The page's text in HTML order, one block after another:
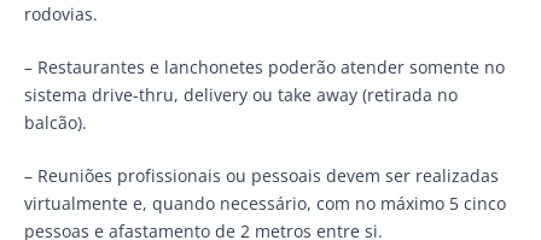
rodovias.
– Restaurantes e lanchonetes poderão atender somente no
sistema drive-thru, delivery ou take away (retirada no
balcão).
– Reuniões profissionais ou pessoais devem ser realizadas
virtualmente e, quando necessário, com no máximo 5 cinco
pessoas e afastamento de 2 metros entre si.